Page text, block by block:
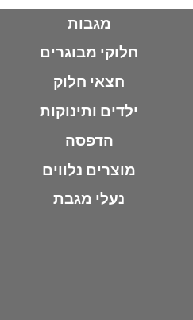
מגבות
חלוקי מבוגרים
חצאי חלוק
ילדים ותינוקות
הדפסה
מוצרים נלווים
נעלי מגבת